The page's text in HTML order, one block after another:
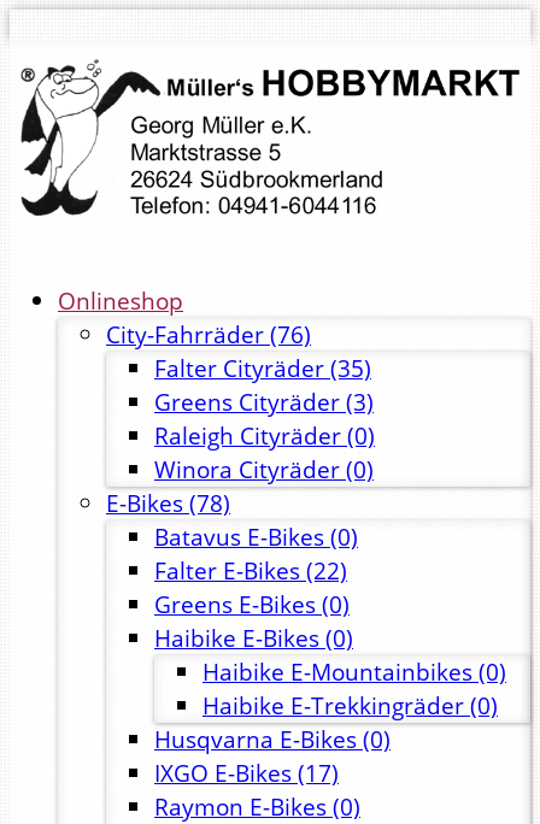
Onlineshop
City-Fahrräder(76)
Falter Cityräder(35)
Greens Cityräder(3)
Raleigh Cityräder(0)
Winora Cityräder(0)
E-Bikes(78)
Batavus E-Bikes(0)
Falter E-Bikes(22)
Greens E-Bikes(0)
Haibike E-Bikes(0)
Haibike E-Mountainbikes(0)
Haibike E-Trekkingräder(0)
Husqvarna E-Bikes(0)
IXGO E-Bikes(17)
Raymon E-Bikes(0)